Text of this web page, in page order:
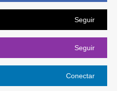
Seguir
Seguir
Conectar